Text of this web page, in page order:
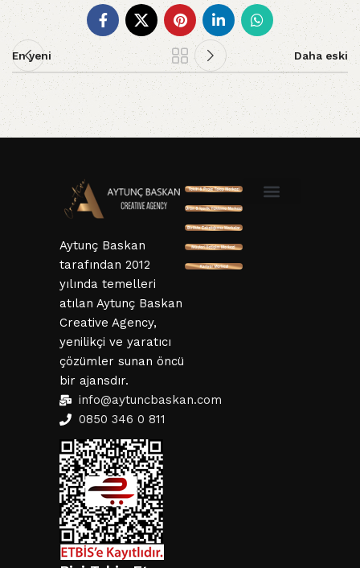
En yeni Daha eski
Aytunç Baskan
tarafından 2012
yılında temelleri
atılan Aytunç Baskan
Creative Agency,
yenilikçi ve yaratıcı
çözümler sunan öncü
bir ajansdır.
info@aytuncbaskan.com
0850 346 0 811